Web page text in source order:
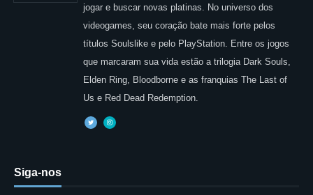
jogar e buscar novas platinas. No universo dos
videogames, seu coração bate mais forte pelos
títulos Soulslike e pelo PlayStation. Entre os jogos
que marcaram sua vida estão a trilogia Dark Souls,
Elden Ring, Bloodborne e as franquias The Last of
Us e Red Dead Redemption.
Siga-nos